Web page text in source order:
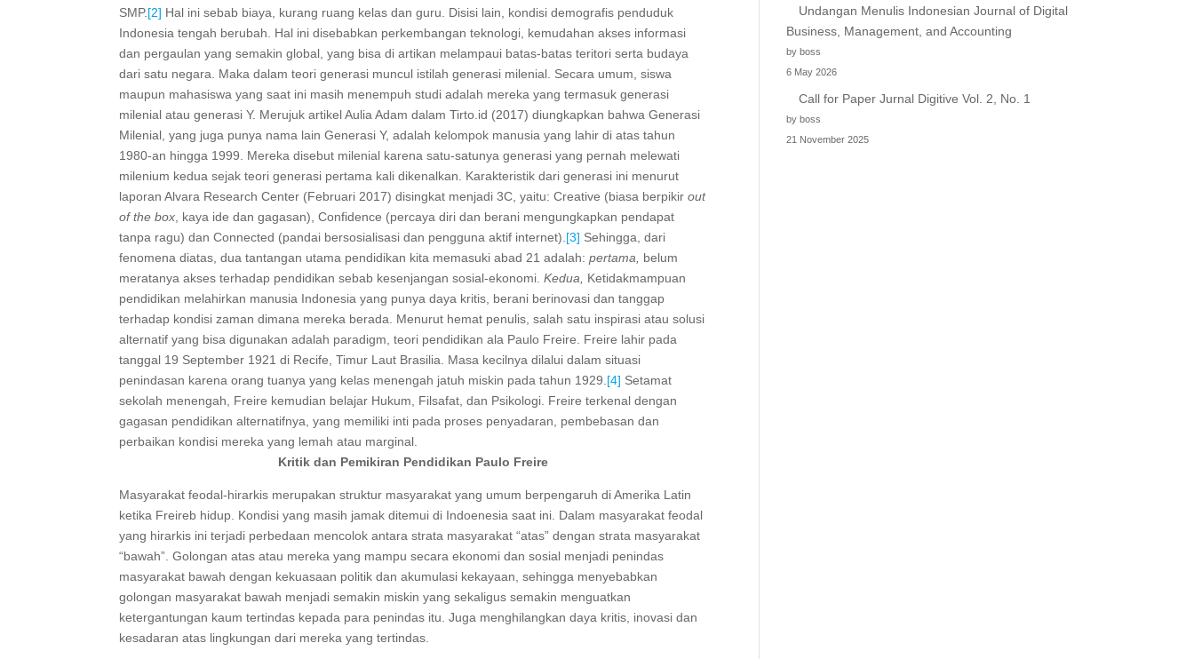
SMP.[2] Hal ini sebab biaya, kurang ruang kelas dan guru. Disisi lain, kondisi demografis penduduk
Indonesia tengah berubah. Hal ini disebabkan perkembangan teknologi, kemudahan akses informasi
dan pergaulan yang semakin global, yang bisa di artikan melampaui batas-batas teritori serta budaya
dari satu negara. Maka dalam teori generasi muncul istilah generasi milenial. Secara umum, siswa
maupun mahasiswa yang saat ini masih menempuh studi adalah mereka yang termasuk generasi
milenial atau generasi Y. Merujuk artikel Aulia Adam dalam Tirto.id (2017) diungkapkan bahwa Generasi
Milenial, yang juga punya nama lain Generasi Y, adalah kelompok manusia yang lahir di atas tahun
1980-an hingga 1999. Mereka disebut milenial karena satu-satunya generasi yang pernah melewati
milenium kedua sejak teori generasi pertama kali dikenalkan. Karakteristik dari generasi ini menurut
laporan Alvara Research Center (Februari 2017) disingkat menjadi 3C, yaitu: Creative (biasa berpikirout
of the box , kaya ide dan gagasan), Confidence (percaya diri dan berani mengungkapkan pendapat
tanpa ragu) dan Connected (pandai bersosialisasi dan pengguna aktif internet). [3] Sehingga, dari
fenomena diatas, dua tantangan utama pendidikan kita memasuki abad 21 adalah:pertama, belum
meratanya akses terhadap pendidikan sebab kesenjangan sosial-ekonomi.Kedua,
Ketidakmampuan
pendidikan melahirkan manusia Indonesia yang punya daya kritis, berani berinovasi dan tanggap
terhadap kondisi zaman dimana mereka berada. Menurut hemat penulis, salah satu inspirasi atau solusi
alternatif yang bisa digunakan adalah paradigm, teori pendidikan ala Paulo Freire. Freire lahir pada
tanggal 19 September 1921 di Recife, Timur Laut Brasilia. Masa kecilnya dilalui dalam situasi
penindasan karena orang tuanya yang kelas menengah jatuh miskin pada tahun 1929. [4] Setamat
sekolah menengah, Freire kemudian belajar Hukum, Filsafat, dan Psikologi. Freire terkenal dengan
gagasan pendidikan alternatifnya, yang memiliki inti pada proses penyadaran, pembebasan dan
perbaikan kondisi mereka yang lemah atau marginal.
Kritik dan Pemikiran Pendidikan Paulo Freire
Masyarakat feodal-hirarkis merupakan struktur masyarakat yang umum berpengaruh di Amerika Latin
ketika Freireb hidup. Kondisi yang masih jamak ditemui di Indoenesia saat ini. Dalam masyarakat feodal
yang hirarkis ini terjadi perbedaan mencolok antara strata masyarakat “atas” dengan strata masyarakat
“bawah”. Golongan atas atau mereka yang mampu secara ekonomi dan sosial menjadi penindas
masyarakat bawah dengan kekuasaan politik dan akumulasi kekayaan, sehingga menyebabkan
golongan masyarakat bawah menjadi semakin miskin yang sekaligus semakin menguatkan
ketergantungan kaum tertindas kepada para penindas itu. Juga menghilangkan daya kritis, inovasi dan
kesadaran atas lingkungan dari mereka yang tertindas.
Undangan Menulis Indonesian Journal of Digital
Business, Management, and Accounting
by boss
6 May 2026
Call for Paper Jurnal Digitive Vol. 2, No. 1
by boss
21 November 2025